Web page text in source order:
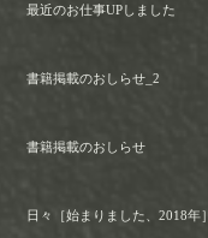
最近のお仕事UPしました
書籍掲載のおしらせ_2
書籍掲載のおしらせ
日々［始まりました、2018年］